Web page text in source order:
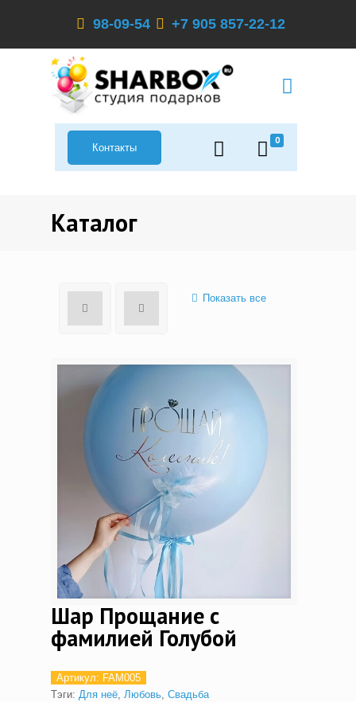
98-09-54 +7 905 857-22-12
0
Контакты
Каталог
Показать все
Шар Прощание с
фамилией Голубой
Артикул: FAM005
Тэги: Для неё, Любовь, Свадьба